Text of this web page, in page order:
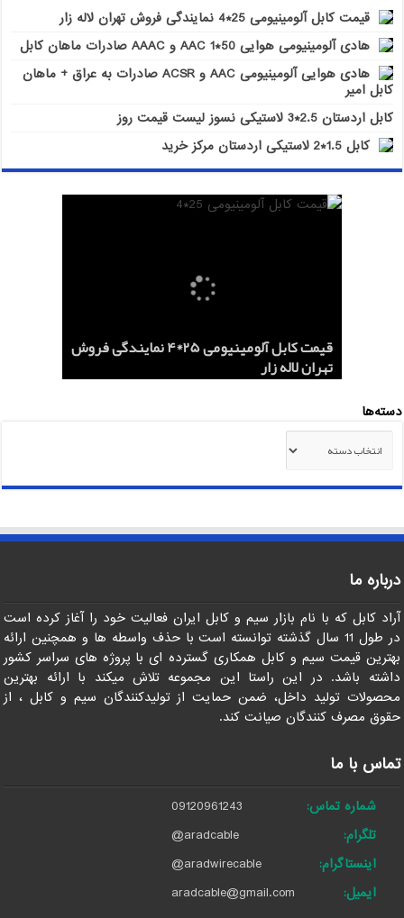
قیمت کابل آلومینیومی 25*4 نمایندگی فروش تهران لاله زار
هادی آلومینیومی هوایی 50*1 AAC و AAAC صادرات ماهان کابل
هادی هوایی آلومینیومی AAC و ACSR صادرات به عراق + ماهان
کابل امیر
کابل اردستان 2.5*3 لاستیکی نسوز لیست قیمت روز
کابل 1.5*2 لاستیکی اردستان مرکز خرید
قیمت کابل آلومینیومی 25*4 نمایندگی فروش
تهران لاله زار
هادی آلومینیومی هوایی 50*1 AAC و AAAC
صادرات ماهان کابل
هادی هوایی آلومینیومی AAC و ACSR
صادرات به عراق + ماهان کابل امیر
کابل اردستان 2.5*3 لاستیکی نسوز لیست
قیمت روز
کابل 1.5*2 لاستیکی اردستان مرکز خرید
دسته‌ها
درباره ما
آراد کابل که با نام بازار سیم و کابل ایران فعالیت خود را آغاز کرده است
در طول 11 سال گذشته توانسته است با حذف واسطه ها و همچنین ارائه
بهترین قیمت سیم و کابل همکاری گسترده ای با پروژه های سراسر کشور
داشته باشد. در این راستا این مجموعه تلاش میکند با ارائه بهترین
محصولات تولید داخل، ضمن حمایت از تولیدکنندگان سیم و کابل ، از
حقوق مصرف کنندگان صیانت کند.
تماس با ما
شماره تماس:
09120961243
تلگرام:
@aradcable
اینستاگرام:
@aradwirecable
ایمیل:
aradcable@gmail.com